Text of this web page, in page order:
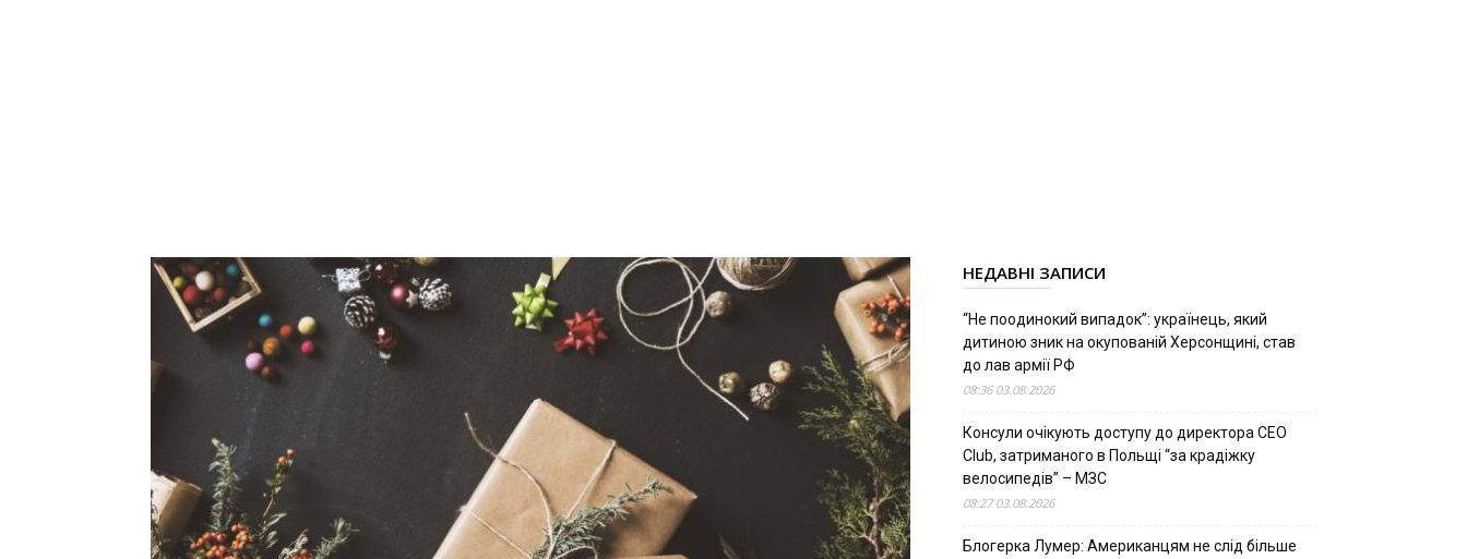
НЕДАВНІ ЗАПИСИ
“Не поодинокий випадок”: українець, який
дитиною зник на окупованій Херсонщині, став
до лав армії РФ
08:36 03.08.2026
Консули очікують доступу до директора CEO
Club, затриманого в Польщі “за крадіжку
велосипедів” – МЗС
08:27 03.08.2026
Блогерка Лумер: Американцям не слід більше